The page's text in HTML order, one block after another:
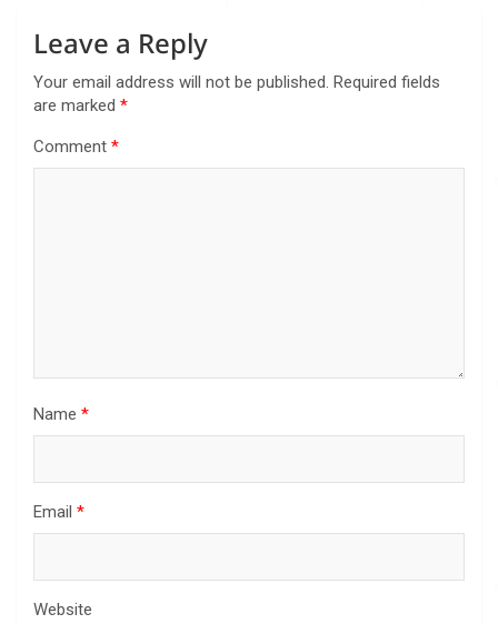
Leave a Reply
Your email address will not be published. Required fields
are marked *
Comment *
Name *
Email *
Website